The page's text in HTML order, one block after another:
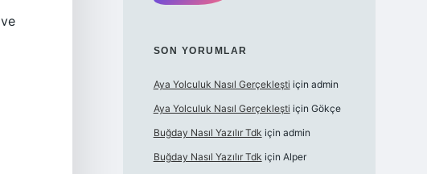
SON YORUMLAR
Aya Yolculuk Nasıl Gerçekleşti için admin
Aya Yolculuk Nasıl Gerçekleşti için Gökçe
Buğday Nasıl Yazılır Tdk için admin
Buğday Nasıl Yazılır Tdk için Alper